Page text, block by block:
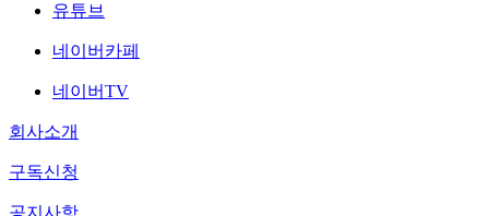
유튜브
네이버카페
네이버TV
회사소개
구독신청